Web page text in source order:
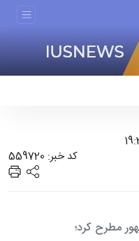
کد خبر: 559720
مطرح کرد؛